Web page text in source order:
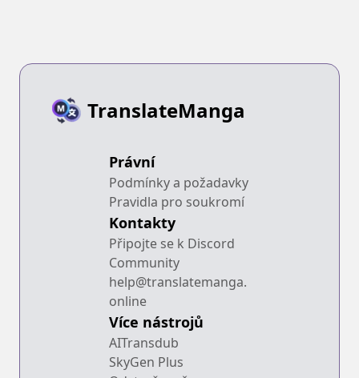
TranslateManga
Právní
Podmínky a požadavky
Pravidla pro soukromí
Kontakty
Připojte se k Discord
Community
help@translatemanga.
online
Více nástrojů
AITransdub
SkyGen Plus